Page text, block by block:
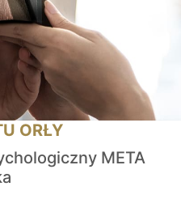
ORŁY
META